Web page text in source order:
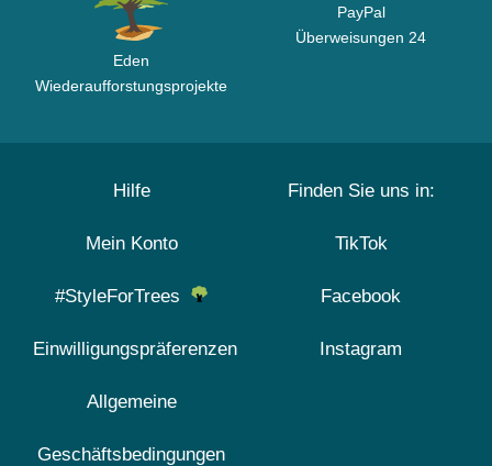
Eden
Wiederaufforstungsprojekte
PayPal
Überweisungen 24
Hilfe
Mein Konto
#StyleForTrees
Einwilligungspräferenzen
Allgemeine
Geschäftsbedingungen
Finden Sie uns in:
TikTok
Facebook
Instagram